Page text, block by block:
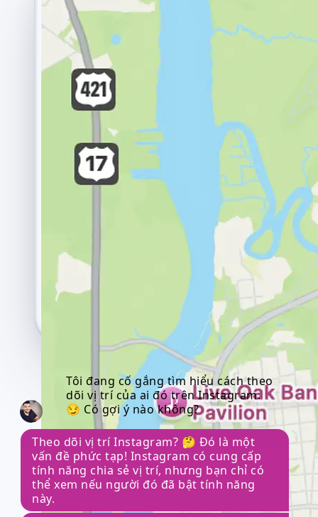
Tôi đang cố gắng tìm hiểu cách theo
dõi vị trí của ai đó trên Instagram.
😏 Có gợi ý nào không?
Theo dõi vị trí Instagram? 🤔 Đó là một
vấn đề phức tạp! Instagram có cung cấp
tính năng chia sẻ vị trí, nhưng bạn chỉ có
thể xem nếu người đó đã bật tính năng
này.